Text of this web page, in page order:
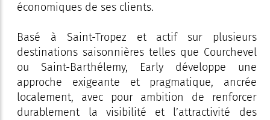
économiques de ses clients.
Basé à Saint-Tropez et actif sur plusieurs
destinations saisonnières telles que Courchevel
ou Saint-Barthélemy, Early développe une
approche exigeante et pragmatique, ancrée
localement, avec pour ambition de renforcer
durablement la visibilité et l’attractivité des